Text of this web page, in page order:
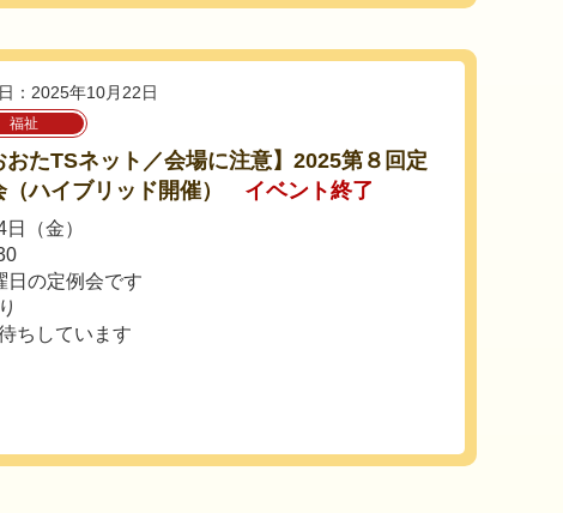
：2025年10月22日
福祉
おたTSネット／会場に注意】2025第８回定
（ハイブリッド開催）
イベント終了
（金）
日の定例会です
ちしています